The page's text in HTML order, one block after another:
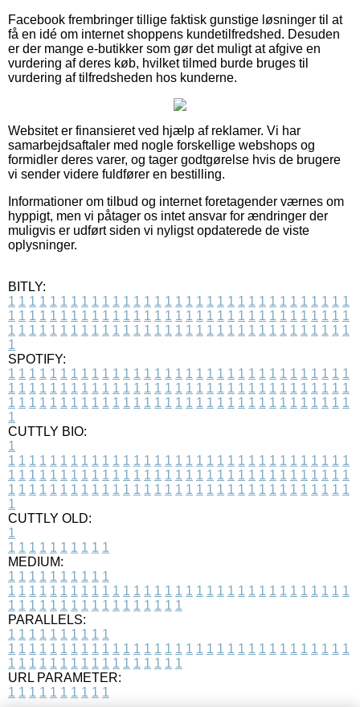
Facebook frembringer tillige faktisk gunstige løsninger til at
få en idé om internet shoppens kundetilfredshed. Desuden
er der mange e-butikker som gør det muligt at afgive en
vurdering af deres køb, hvilket tilmed burde bruges til
vurdering af tilfredsheden hos kunderne.
Websitet er finansieret ved hjælp af reklamer. Vi har
samarbejdsaftaler med nogle forskellige webshops og
formidler deres varer, og tager godtgørelse hvis de brugere
vi sender videre fuldfører en bestilling.
Informationer om tilbud og internet foretagender værnes om
hyppigt, men vi påtager os intet ansvar for ændringer der
muligvis er udført siden vi nyligst opdaterede de viste
oplysninger.
BITLY:
1 1 1 1 1 1 1 1 1 1 1 1 1 1 1 1 1 1 1 1 1 1 1 1 1 1 1 1 1 1 1 1 1
1 1 1 1 1 1 1 1 1 1 1 1 1 1 1 1 1 1 1 1 1 1 1 1 1 1 1 1 1 1 1 1 1
1 1 1 1 1 1 1 1 1 1 1 1 1 1 1 1 1 1 1 1 1 1 1 1 1 1 1 1 1 1 1 1 1
1
SPOTIFY:
1 1 1 1 1 1 1 1 1 1 1 1 1 1 1 1 1 1 1 1 1 1 1 1 1 1 1 1 1 1 1 1 1
1 1 1 1 1 1 1 1 1 1 1 1 1 1 1 1 1 1 1 1 1 1 1 1 1 1 1 1 1 1 1 1 1
1 1 1 1 1 1 1 1 1 1 1 1 1 1 1 1 1 1 1 1 1 1 1 1 1 1 1 1 1 1 1 1 1
1
CUTTLY BIO:
1
1 1 1 1 1 1 1 1 1 1 1 1 1 1 1 1 1 1 1 1 1 1 1 1 1 1 1 1 1 1 1 1 1
1 1 1 1 1 1 1 1 1 1 1 1 1 1 1 1 1 1 1 1 1 1 1 1 1 1 1 1 1 1 1 1 1
1 1 1 1 1 1 1 1 1 1 1 1 1 1 1 1 1 1 1 1 1 1 1 1 1 1 1 1 1 1 1 1 1
1
CUTTLY OLD:
1
1 1 1 1 1 1 1 1 1 1
MEDIUM:
1 1 1 1 1 1 1 1 1 1
1 1 1 1 1 1 1 1 1 1 1 1 1 1 1 1 1 1 1 1 1 1 1 1 1 1 1 1 1 1 1 1 1
1 1 1 1 1 1 1 1 1 1 1 1 1 1 1 1 1
PARALLELS:
1 1 1 1 1 1 1 1 1 1
1 1 1 1 1 1 1 1 1 1 1 1 1 1 1 1 1 1 1 1 1 1 1 1 1 1 1 1 1 1 1 1 1
1 1 1 1 1 1 1 1 1 1 1 1 1 1 1 1 1
URL PARAMETER:
1 1 1 1 1 1 1 1 1 1